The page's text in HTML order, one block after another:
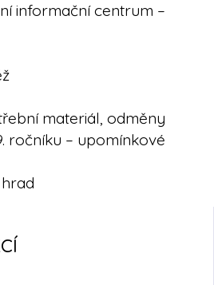
informační centrum –
materiál, odměny
ročníku – upomínkové